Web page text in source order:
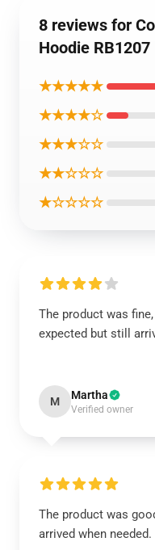
8 reviews for
Hoodie RB1207
★★★★★
★★★★☆
★★★☆☆
★★☆☆☆
★☆☆☆☆
The product was
expected but still
M Martha
Verified owner
The product was
arrived when needed.